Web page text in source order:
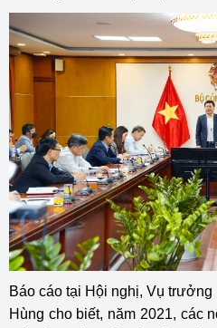
Báo cáo tại Hội nghị, Vụ
Hùng cho biết, năm 2021, các